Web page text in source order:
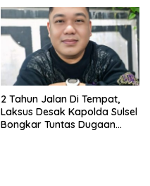
Pengamanan Polisi
2 Tahun Jalan Di Tempat,
Laksus Desak Kapolda Sulsel
Bongkar Tuntas Dugaan